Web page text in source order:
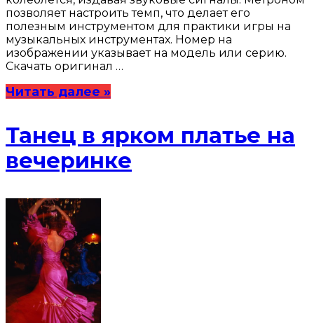
позволяет настроить темп, что делает его
полезным инструментом для практики игры на
музыкальных инструментах. Номер на
изображении указывает на модель или серию.
Скачать оригинал …
Читать далее »
Танец в ярком платье на
вечеринке